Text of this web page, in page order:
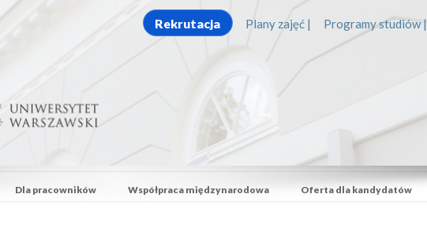
Rekrutacja Plany zajęć | Programy studiów |
Dla pracowników Współpraca międzynarodowa Oferta dla kandydatów